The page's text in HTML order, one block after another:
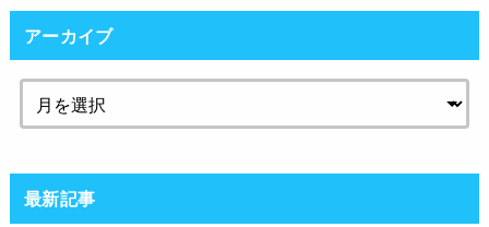
アーカイブ
最新記事